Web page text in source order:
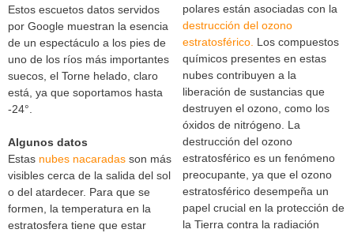
Estos escuetos datos servidos
por Google muestran la esencia
de un espectáculo a los pies de
uno de los ríos más importantes
suecos, el Torne helado, claro
está, ya que soportamos hasta
-24°.
Algunos datos
Estas nubes nacaradas son más
visibles cerca de la salida del sol
o del atardecer. Para que se
formen, la temperatura en la
estratosfera tiene que estar
polares están asociadas con la
destrucción del ozono
estratosférico. Los compuestos
químicos presentes en estas
nubes contribuyen a la
liberación de sustancias que
destruyen el ozono, como los
óxidos de nitrógeno. La
destrucción del ozono
estratosférico es un fenómeno
preocupante, ya que el ozono
estratosférico desempeña un
papel crucial en la protección de
la Tierra contra la radiación